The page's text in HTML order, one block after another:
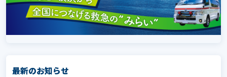
最新のお知らせ